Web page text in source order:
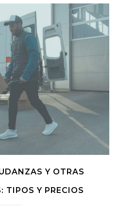
Y OTRAS
TIPOS Y PRECIOS